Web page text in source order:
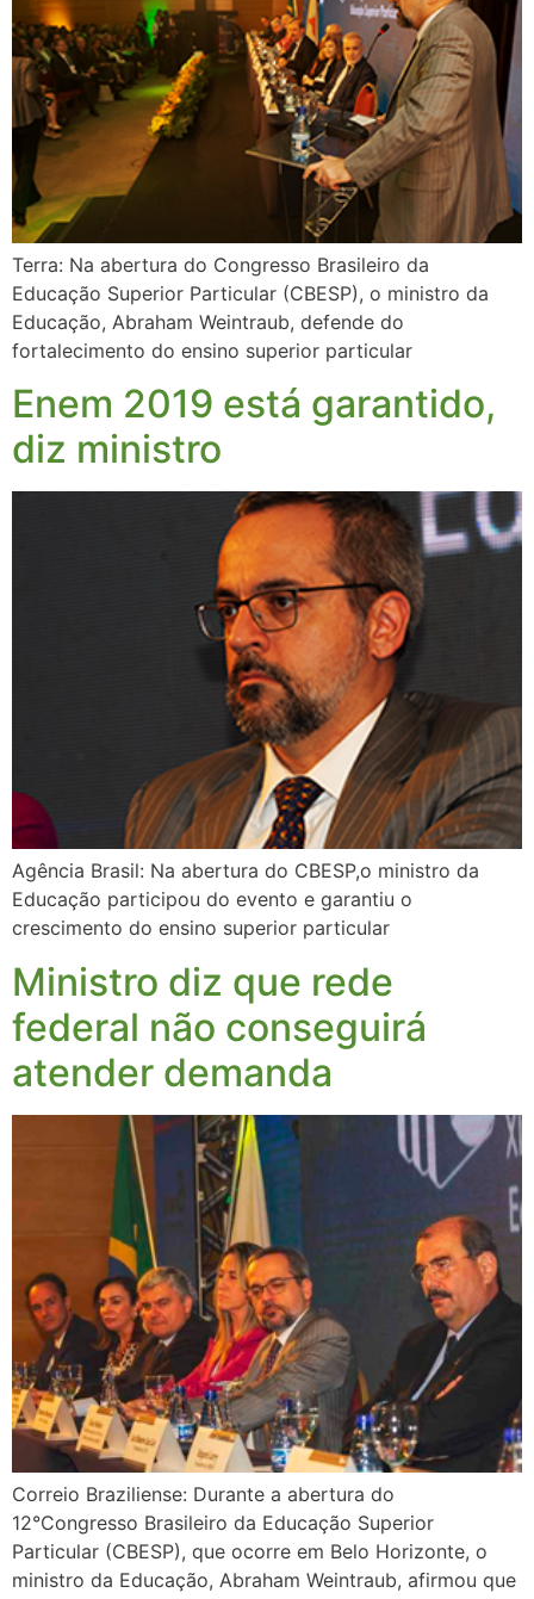
Terra: Na abertura do Congresso Brasileiro da
Educação Superior Particular (CBESP), o ministro da
Educação, Abraham Weintraub, defende do
fortalecimento do ensino superior particular
Enem 2019 está garantido,
diz ministro
Agência Brasil: Na abertura do CBESP,o ministro da
Educação participou do evento e garantiu o
crescimento do ensino superior particular
Ministro diz que rede
federal não conseguirá
atender demanda
Correio Braziliense: Durante a abertura do
12°Congresso Brasileiro da Educação Superior
Particular (CBESP), que ocorre em Belo Horizonte, o
ministro da Educação, Abraham Weintraub, afirmou que